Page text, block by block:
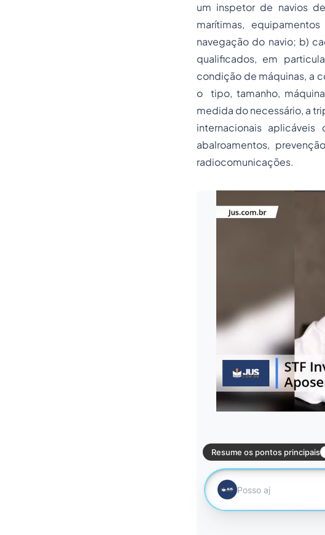
um inspetor de navios
marítimas,
navegação do navio; b)
qualificados, em
condição de máquinas, a
o tipo, tamanho,
medida do necessário, a
internacionais
abalroamentos,
radiocomunicações.